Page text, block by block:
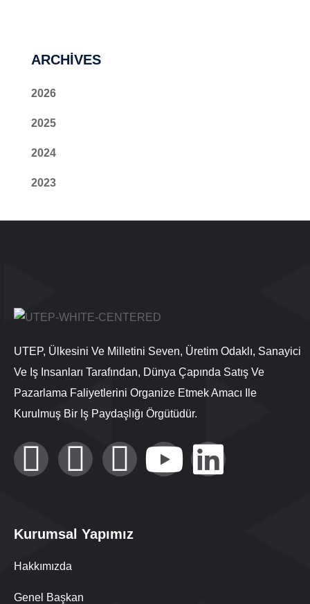
ARCHIVES
2026
2025
2024
2023
UTEP, Ülkesini Ve Milletini Seven, Üretim Odaklı, Sanayici
Ve Iş Insanları Tarafından, Dünya Çapında Satış Ve
Pazarlama Faliyetlerini Organize Etmek Amacı Ile
Kurulmuş Bir Iş Paydaşlığı Örgütüdür.
Kurumsal Yapımız
Hakkımızda
Genel Başkan